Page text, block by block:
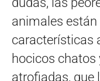
animales están
características
hocicos chatos
atrofiadas, que